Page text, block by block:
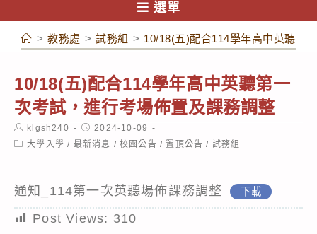
容
選單
> 教務處 > 試務組 > 10/18(五)配合114學年高中英聽第
10/18(五)配合114學年高中英聽第一
次考試，進行考場佈置及課務調整
Post
author:
klgsh240
Post
published:
2024-10-09
Post大學入學 / 最新消息 / 校園公告 / 置頂公告 / 試務組
通知_114第一次英聽場佈課務調整 下載
Post Views: 310